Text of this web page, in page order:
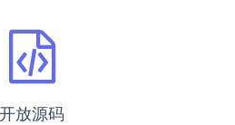
开放源码